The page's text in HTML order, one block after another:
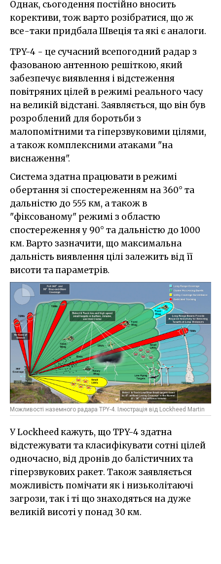
Однак, сьогодення постійно вносить
корективи, тож варто розібратися, що ж
все-таки придбала Швеція та які є аналоги.
TPY-4 - це сучасний всепогодний радар з
фазованою антенною решіткою, який
забезпечує виявлення і відстеження
повітряних цілей в режимі реального часу
на великій відстані. Заявляється, що він був
розроблений для боротьби з
малопомітними та гіперзвуковими цілями,
а також комплексними атаками "на
виснаження".
Система здатна працювати в режимі
обертання зі спостереженням на 360° та
дальністю до 555 км, а також в
"фіксованому" режимі з областю
спостереження у 90° та дальністю до 1000
км. Варто зазначити, що максимальна
дальність виявлення цілі залежить від її
висоти та параметрів.
Можливості наземного радара TPY-4. Ілюстрація від Lockheed Martin
У Lockheed кажуть, що TPY-4 здатна
відстежувати та класифікувати сотні цілей
одночасно, від дронів до балістичних та
гіперзвукових ракет. Також заявляється
можливість помічати як і низьколітаючі
загрози, так і ті що знаходяться на дуже
великій висоті у понад 30 км.